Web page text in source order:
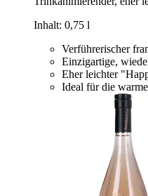
Inhalt: 0,75 l
Verführerischer
Einzigartige,
Eher leichter
Ideal für die